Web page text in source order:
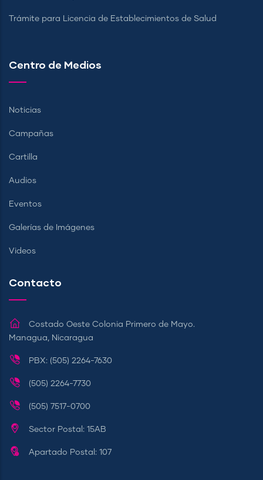
Trámite para Licencia de Establecimientos de Salud
Centro de Medios
Noticias
Campañas
Cartilla
Audios
Eventos
Galerías de Imágenes
Videos
Contacto
Costado Oeste Colonia Primero de Mayo.
Managua, Nicaragua
PBX: (505) 2264-7630
(505) 2264-7730
(505) 7517-0700
Sector Postal: 15AB
Apartado Postal: 107